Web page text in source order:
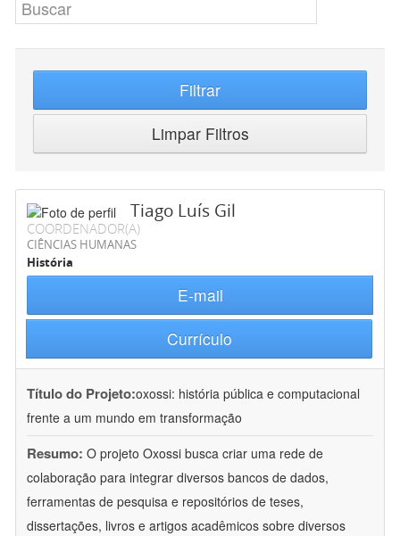
Filtrar
Limpar Filtros
Tiago Luís Gil
COORDENADOR(A)
CIÊNCIAS HUMANAS
História
E-mail
Currículo
Título do Projeto:oxossi: história pública e computacional
frente a um mundo em transformação
Resumo: O projeto Oxossi busca criar uma rede de
colaboração para integrar diversos bancos de dados,
ferramentas de pesquisa e repositórios de teses,
dissertações, livros e artigos acadêmicos sobre diversos